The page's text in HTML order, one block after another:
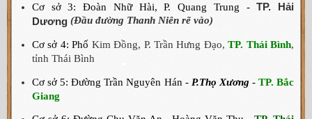
Cơ sở 3: Đoàn Nhữ Hài, P. Quang Trung -TP. Hải
Dương (Đầu đường Thanh Niên rẽ vào)
Cơ sở 4: Phố Kim Đồng, P. Trần Hưng Đạo,TP. Thái Bình,
tỉnh Thái Bình
Cơ sở 5: Đường Trần Nguyên Hán - P.Thọ Xương - TP. Bắc
Giang